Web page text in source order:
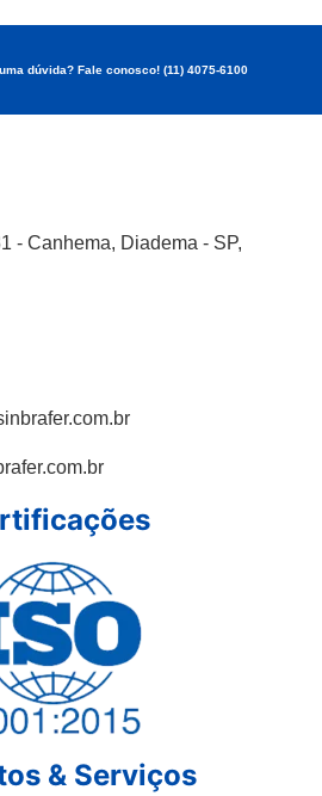
dúvida? Fale conosco! (11) 4075-6100
- Canhema, Diadema - SP,
& Serviços